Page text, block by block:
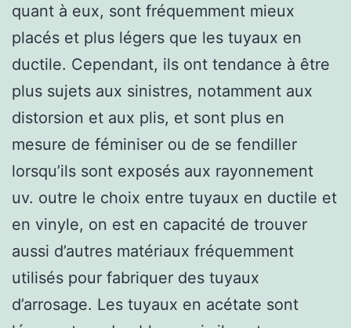
quant à eux, sont fréquemment mieux
placés et plus légers que les tuyaux en
ductile. Cependant, ils ont tendance à être
plus sujets aux sinistres, notamment aux
distorsion et aux plis, et sont plus en
mesure de féminiser ou de se fendiller
lorsqu’ils sont exposés aux rayonnement
uv. outre le choix entre tuyaux en ductile et
en vinyle, on est en capacité de trouver
aussi d’autres matériaux fréquemment
utilisés pour fabriquer des tuyaux
d’arrosage. Les tuyaux en acétate sont